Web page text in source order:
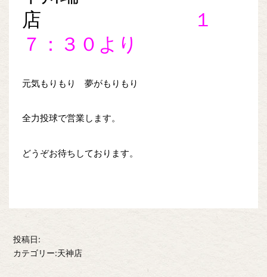
店 １
７：３０より
元気もりもり 夢がもりもり
全力投球で営業します。
どうぞお待ちしております。
投稿日:
カテゴリー:天神店